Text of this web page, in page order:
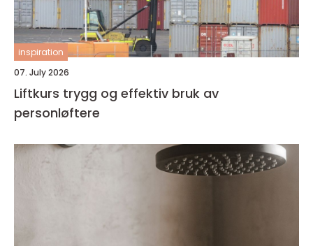
inspiration
07. July 2026
Liftkurs trygg og effektiv bruk av
personløftere